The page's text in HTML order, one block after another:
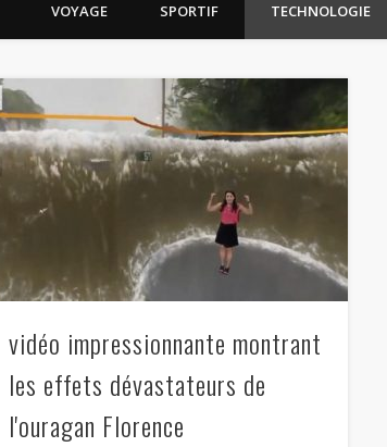
VOYAGE SPORTIF TECHNOLOGIE
vidéo impressionnante montrant
les effets dévastateurs de
l'ouragan Florence